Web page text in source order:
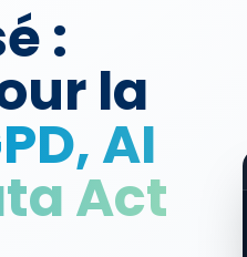
:
la
AI
Act